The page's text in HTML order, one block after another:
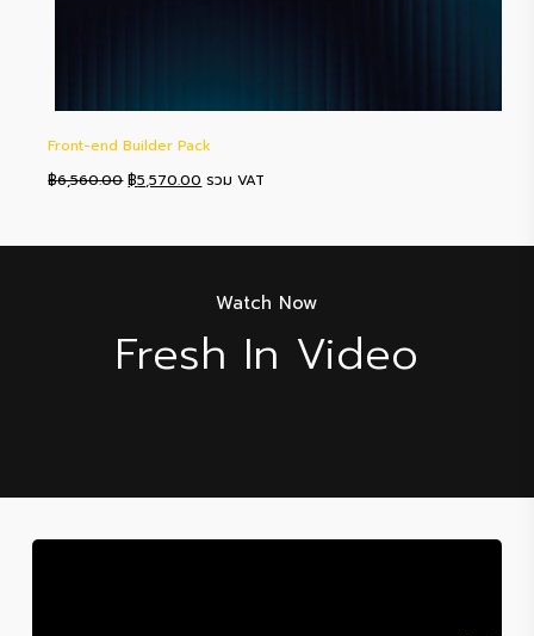
Front-end Builder Pack
฿6,560.00 Original
was:
฿5,570.00 Current
is:
รวม VAT
Watch Now
Fresh In Video